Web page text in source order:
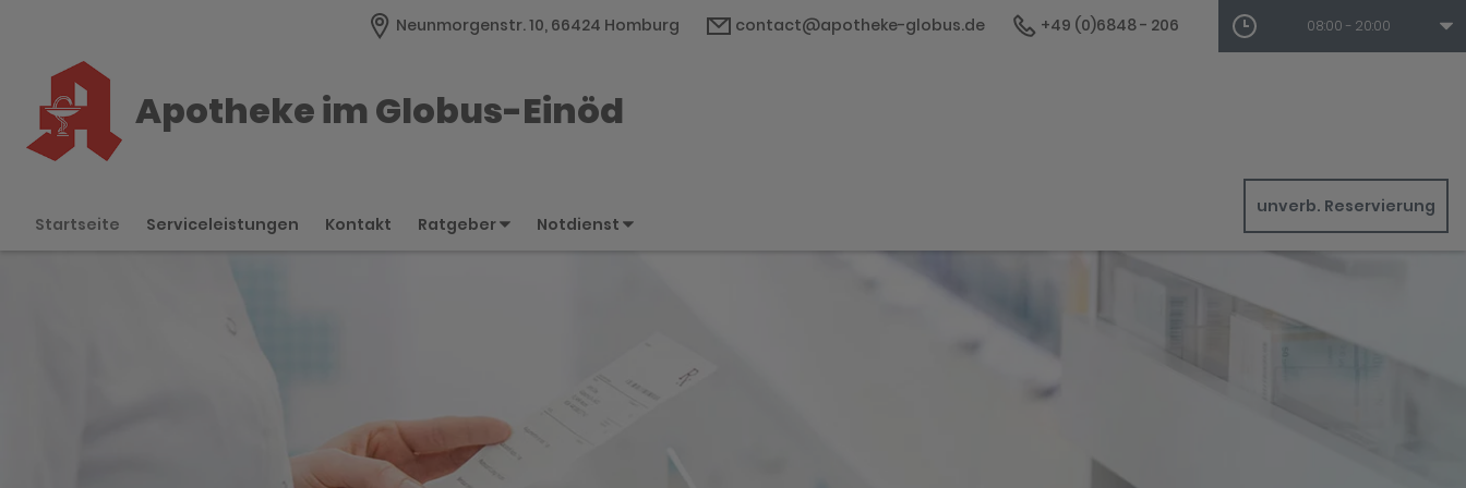
Neunmorgenstr. 10, 66424 Homburg contact@apotheke-globus.de +49 (0)6848 - 206 08:00 - 20:00
Apotheke im Globus-Einöd
Startseite Serviceleistungen Kontakt Ratgeber Notdienst
unverb. Reservierung